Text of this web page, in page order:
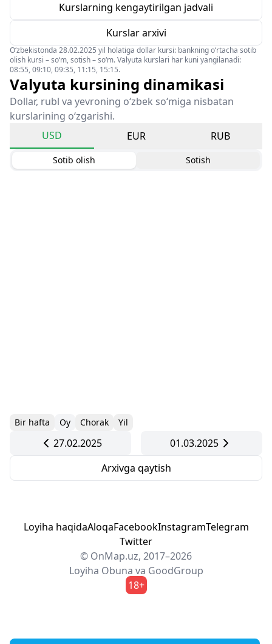
Kurslarning kengaytirilgan jadvali
Kurslar arxivi
O‘zbekistonda 28.02.2025 yil holatiga dollar kursi: bankning o‘rtacha sotib
olish kursi – so‘m, sotish – so‘m. Valyuta kurslari har kuni yangilanadi:
08:55, 09:10, 09:35, 11:15, 15:15.
Valyuta kursining dinamikasi
Dollar, rubl va yevroning o‘zbek so‘miga nisbatan
kurslarining o‘zgarishi.
USD
EUR RUB
Sotib olish Sotish
Bir hafta Oy Chorak Yil
27.02.2025
01.03.2025
Arxivga qaytish
Loyiha haqidaAloqaFacebookInstagramTelegram
Twitter
© OnMap.uz, 2017–2026
Loyiha Obuna va GoodGroup
18+